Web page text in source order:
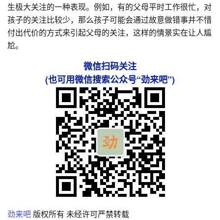
生极大关注的一种表现。例如，有的父母平时工作很忙，对
孩子的关注比较少，那么孩子可能会通过故意做错事并不惜
付出代价的方式来引起父母的关注，这样的情景实在让人尴
尬。
微信扫码关注
(也可用微信搜索公众号“劲来吧”)
劲来吧 版权所有 未经许可严禁转载